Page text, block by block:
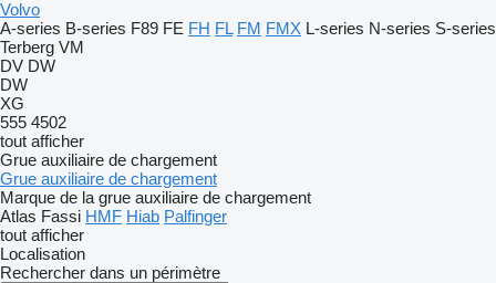
Volvo
A-series B-series F89 FE FH FL FM FMX L-series N-series S-series
Terberg VM
DV DW
DW
XG
555 4502
tout afficher
Grue auxiliaire de chargement
Grue auxiliaire de chargement
Marque de la grue auxiliaire de chargement
Atlas Fassi HMF Hiab Palfinger
tout afficher
Localisation
Rechercher dans un périmètre